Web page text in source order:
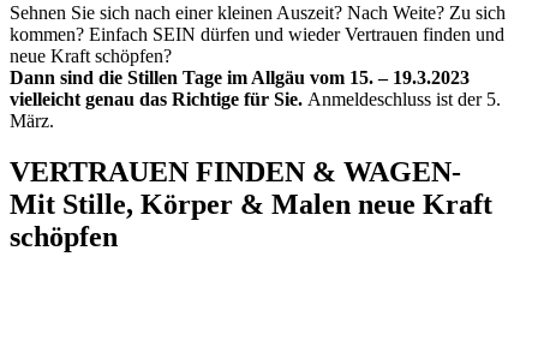
Sehnen Sie sich nach einer kleinen Auszeit? Nach Weite? Zu sich
kommen? Einfach SEIN dürfen und wieder Vertrauen finden und
neue Kraft schöpfen?
Dann sind die Stillen Tage im Allgäu vom 15. – 19.3.2023
vielleicht genau das Richtige für Sie. Anmeldeschluss ist der 5.
März.
VERTRAUEN FINDEN & WAGEN-
Mit Stille, Körper & Malen neue Kraft
schöpfen